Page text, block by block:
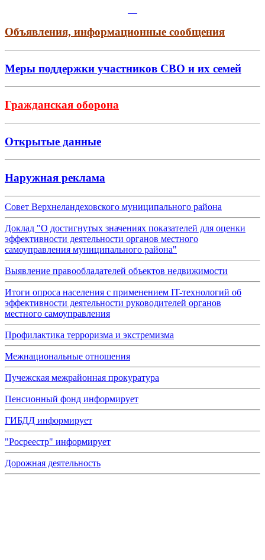
Объявления, информационные сообщения
Меры поддержки участников СВО и их семей
Гражданская оборона
Открытые данные
Наружная реклама
Совет Верхнеландеховского муниципального района
Доклад "О достигнутых значениях показателей для оценки
эффективности деятельности органов местного
самоуправления муниципального района"
Выявление правообладателей объектов недвижимости
Итоги опроса населения с применением IT-технологий об
эффективности деятельности руководителей органов
местного самоуправления
Профилактика терроризма и экстремизма
Межнациональные отношения
Пучежская межрайонная прокуратура
Пенсионный фонд информирует
ГИБДД информирует
"Росреестр" информирует
Дорожная деятельность